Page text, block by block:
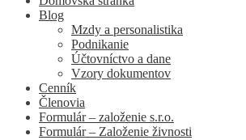
Blog
Mzdy a personalistika
Podnikanie
Účtovníctvo a dane
Vzory dokumentov
Cenník
Členovia
Formulár – založenie s.r.o.
Formulár – Založenie živnosti